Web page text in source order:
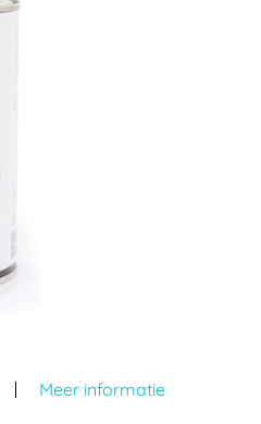
Meer informatie